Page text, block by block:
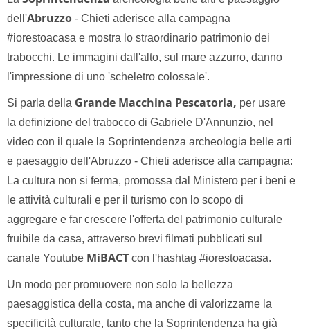
dell'Abruzzo - Chieti aderisce alla campagna
#iorestoacasa e mostra lo straordinario patrimonio dei
trabocchi. Le immagini dall'alto, sul mare azzurro, danno
l'impressione di uno 'scheletro colossale'.
Si parla della Grande Macchina Pescatoria, per usare
la definizione del trabocco di Gabriele D'Annunzio, nel
video con il quale la Soprintendenza archeologia belle arti
e paesaggio dell'Abruzzo - Chieti aderisce alla campagna:
La cultura non si ferma, promossa dal Ministero per i beni e
le attività culturali e per il turismo con lo scopo di
aggregare e far crescere l'offerta del patrimonio culturale
fruibile da casa, attraverso brevi filmati pubblicati sul
canale Youtube MiBACT con l'hashtag #iorestoacasa.
Un modo per promuovere non solo la bellezza
paesaggistica della costa, ma anche di valorizzarne la
specificità culturale, tanto che la Soprintendenza ha già